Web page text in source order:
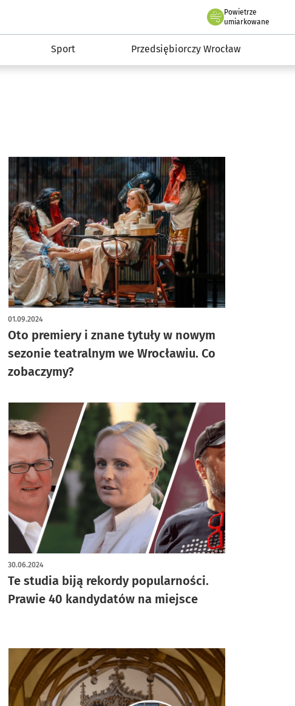
wroclaw.pl
Powietrze
we Wrocławiu
umiarkowane
Sport Przedsiębiorczy Wrocław
Oto premiery i znane tytuły w nowym
sezonie teatralnym we Wrocławiu. Co
zobaczymy?
01.09.2024
Te studia biją rekordy popularności.
Prawie 40 kandydatów na miejsce
30.06.2024